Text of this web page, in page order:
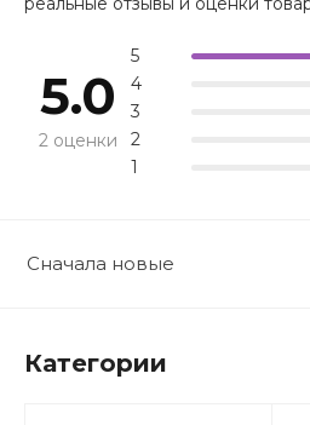
5.0
2 оценки
5
4
3
2
1
Сначала новые
Категории